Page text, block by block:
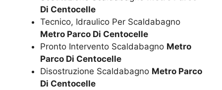
Di Centocelle
Tecnico, Idraulico Per Scaldabagno
Metro Parco Di Centocelle
Pronto Intervento Scaldabagno Metro
Parco Di Centocelle
Disostruzione Scaldabagno Metro Parco
Di Centocelle